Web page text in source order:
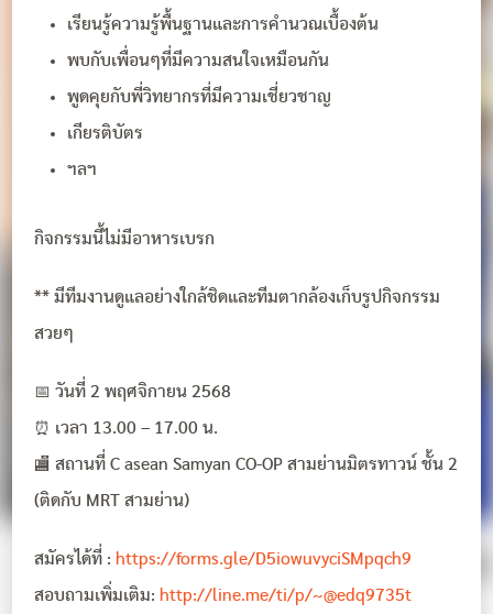
เรียนรู้ความรู้พื้นฐานและการคำนวณเบื้องต้น
พบกับเพื่อนๆที่มีความสนใจเหมือนกัน
พูดคุยกับพี่วิทยากรที่มีความเชี่ยวชาญ
เกียรติบัตร
ฯลฯ
กิจกรรมนี้ไม่มีอาหารเบรก
** มีทีมงานดูแลอย่างใกล้ชิดและทีมตากล้องเก็บรูปกิจกรรม
สวยๆ
📅 วันที่ 2 พฤศจิกายน 2568
⏰ เวลา 13.00 – 17.00 น.
🏬 สถานที่ C asean Samyan CO-OP สามย่านมิตรทาวน์ ชั้น 2
(ติดกับ MRT สามย่าน)
สมัครได้ที่ : https://forms.gle/D5iowuvyciSMpqch9
สอบถามเพิ่มเติม: http://line.me/ti/p/~@edq9735t